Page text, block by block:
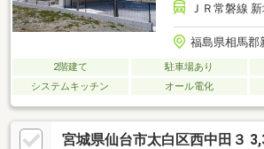
ＪＲ常磐線
福島県相馬郡
2階建て 駐車場あり
システムキッチン
オール電化
宮城県仙台市太白区西中田３